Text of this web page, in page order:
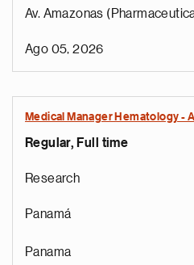
Av. Amazonas
Ago 05, 2026
Medical Manager Hematology -
Regular, Full time
Research
Panamá
Panama